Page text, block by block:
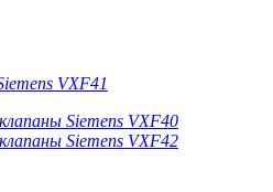
VXF41
Siemens VXF40
Siemens VXF42